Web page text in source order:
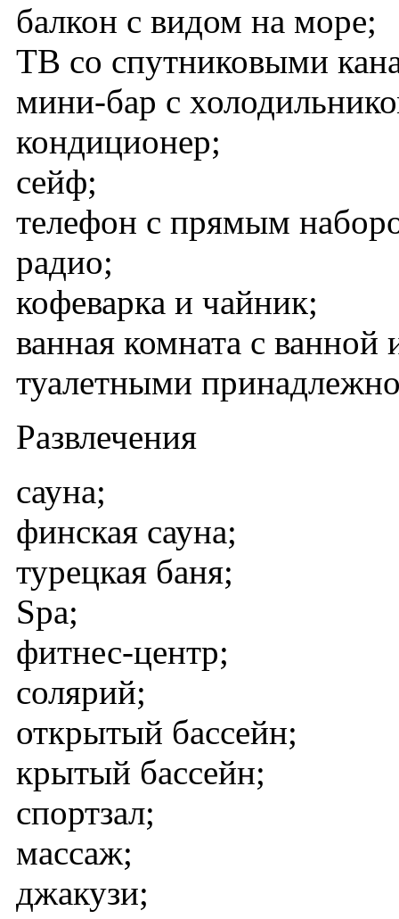
балкон с видом на море;
ТВ со спутниковыми
мини-бар с
кондиционер;
сейф;
телефон с прямым
радио;
кофеварка и чайник;
ванная комната с
туалетными
Развлечения
сауна;
финская сауна;
турецкая баня;
Spa;
фитнес-центр;
солярий;
открытый бассейн;
крытый бассейн;
спортзал;
массаж;
джакузи;